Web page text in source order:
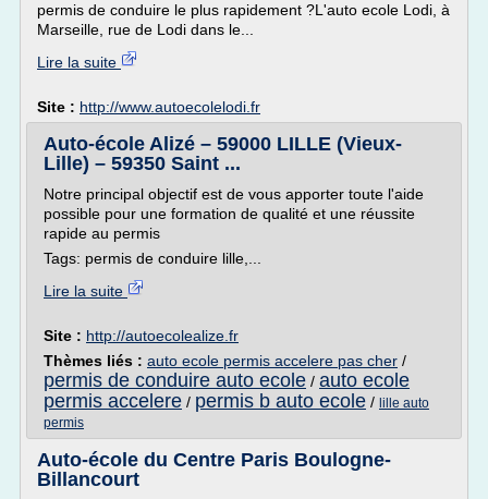
permis de conduire le plus rapidement ?L'auto ecole Lodi, à
Marseille, rue de Lodi dans le...
Lire la suite
Site : http://www.autoecolelodi.fr
Auto-école Alizé – 59000 LILLE (Vieux-
Lille) – 59350 Saint ...
Notre principal objectif est de vous apporter toute l'aide
possible pour une formation de qualité et une réussite
rapide au permis
Tags: permis de conduire lille,...
Lire la suite
Site : http://autoecolealize.fr
Thèmes liés : auto ecole permis accelere pas cher /
permis de conduire auto ecole / auto ecole
permis accelere / permis b auto ecole / lille auto
permis
Auto-école du Centre Paris Boulogne-
Billancourt